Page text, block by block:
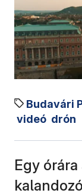
Budavári
videó drón
Egy